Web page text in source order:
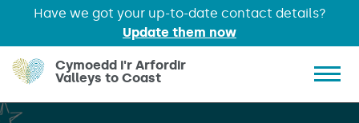
Have we got your up-to-date contact details?
Update them now
Skip to main content
Cymoedd i'r Arfordir
Valleys to Coast